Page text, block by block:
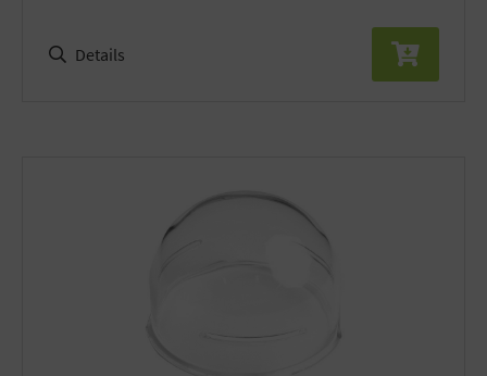
Details